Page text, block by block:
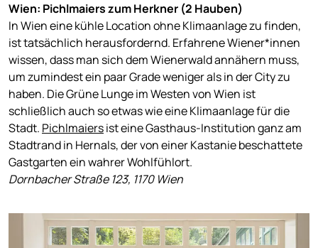
Wien: Pichlmaiers zum Herkner (2 Hauben)
In Wien eine kühle Location ohne Klimaanlage zu finden,
ist tatsächlich herausfordernd. Erfahrene Wiener*innen
wissen, dass man sich dem Wienerwald annähern muss,
um zumindest ein paar Grade weniger als in der City zu
haben. Die Grüne Lunge im Westen von Wien ist
schließlich auch so etwas wie eine Klimaanlage für die
Stadt. Pichlmaiersist eine Gasthaus-Institution ganz am
Stadtrand in Hernals, der von einer Kastanie beschattete
Gastgarten ein wahrer Wohlfühlort.
Dornbacher Straße 123, 1170 Wien